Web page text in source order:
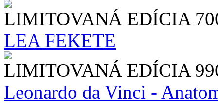
LIMITOVANÁ EDÍCIA
LEA FEKETE
LIMITOVANÁ EDÍCIA
Leonardo da Vinci -